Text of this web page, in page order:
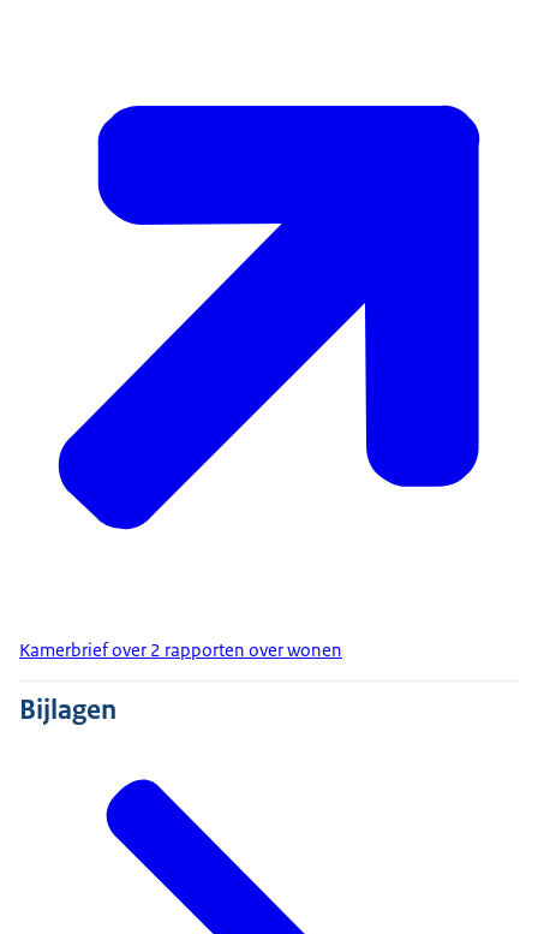
Kamerbrief over 2 rapporten over wonen
Bijlagen